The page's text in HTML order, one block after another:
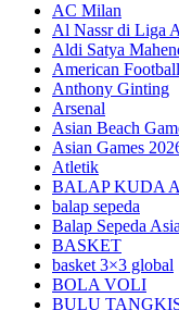
AC Milan
Al Nassr di Liga
Aldi Satya
American Football
Anthony Ginting
Arsenal
Asian Beach
Asian Games
Atletik
BALAP KUDA
balap sepeda
Balap Sepeda
BASKET
basket 3×3 global
BOLA VOLI
BULU